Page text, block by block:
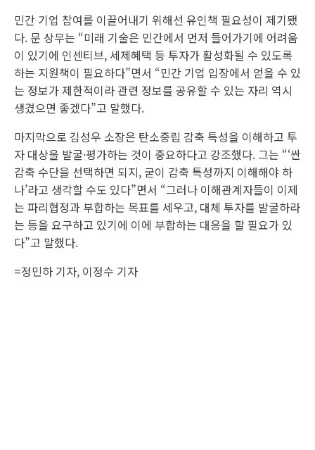
민간 기업 참여를 이끌어내기 위해선 유인책 필요성이 제기됐
다. 문 상무는 “미래 기술은 민간에서 먼저 들어가기에 어려움
이 있기에 인센티브, 세제혜택 등 투자가 활성화될 수 있도록
하는 지원책이 필요하다”면서 “민간 기업 입장에서 얻을 수 있
는 정보가 제한적이라 관련 정보를 공유할 수 있는 자리 역시
생겼으면 좋겠다”고 말했다.
마지막으로 김성우 소장은 탄소중립 감축 특성을 이해하고 투
자 대상을 발굴·평가하는 것이 중요하다고 강조했다. 그는 “‘싼
감축 수단을 선택하면 되지, 굳이 감축 특성까지 이해해야 하
나’라고 생각할 수도 있다”면서 “그러나 이해관계자들이 이제
는 파리협정과 부합하는 목표를 세우고, 대체 투자를 발굴하라
는 등을 요구하고 있기에 이에 부합하는 대응을 할 필요가 있
다”고 말했다.
=정민하 기자, 이정수 기자